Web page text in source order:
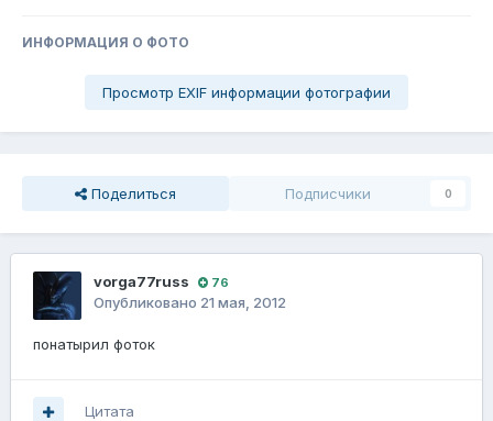
ИНФОРМАЦИЯ О ФОТО
Просмотр EXIF информации фотографии
Поделиться Подписчики 0
vorga77russ 76
Опубликовано 21 мая, 2012
понатырил фоток
Цитата